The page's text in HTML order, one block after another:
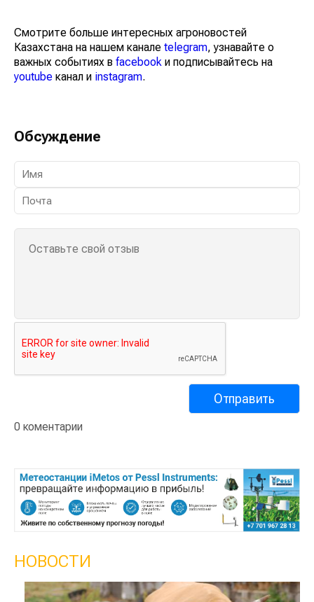
Смотрите больше интересных агроновостей
Казахстана на нашем канале telegram, узнавайте о
важных событиях в facebook и подписывайтесь на
youtube канал и instagram.
Обсуждение
0 коментарии
НОВОСТИ